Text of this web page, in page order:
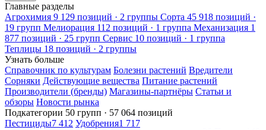
Главные разделы
Агрохимия 9 129 позиций · 2 группы Сорта 45 918 позиций ·
19 групп Мелиорация 112 позиций · 1 группа Механизация 1
877 позиций · 25 групп Сервис 10 позиций · 1 группа
Теплицы 18 позиций · 2 группы
Узнать больше
Справочник по культурам Болезни растений Вредители
Сорняки Действующие вещества Питание растений
Производители (бренды) Магазины-партнёры Статьи и
обзоры Новости рынка
Подкатегории 50 групп · 57 064 позиций
Пестициды7 412 Удобрения1 717